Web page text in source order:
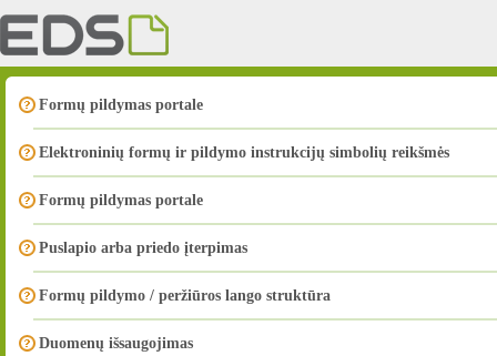
Formų pildymas portale
Elektroninių formų ir pildymo instrukcijų simbolių reikšmės
Formų pildymas portale
Puslapio arba priedo įterpimas
Formų pildymo / peržiūros lango struktūra
Duomenų išsaugojimas